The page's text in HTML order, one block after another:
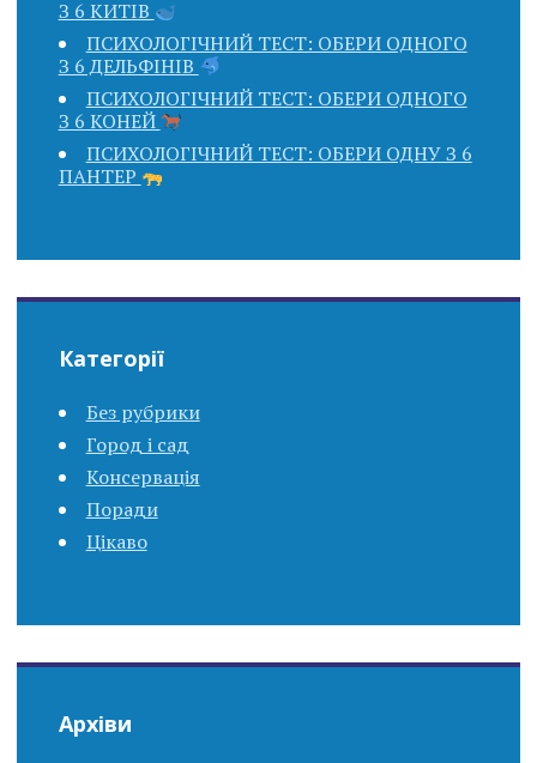
З 6 КИТІВ
ПСИХОЛОГІЧНИЙ ТЕСТ: ОБЕРИ ОДНОГО
З 6 ДЕЛЬФІНІВ
ПСИХОЛОГІЧНИЙ ТЕСТ: ОБЕРИ ОДНОГО
З 6 КОНЕЙ
ПСИХОЛОГІЧНИЙ ТЕСТ: ОБЕРИ ОДНУ З 6
ПАНТЕР
Категорії
Без рубрики
Город і сад
Консервація
Поради
Цікаво
Архіви